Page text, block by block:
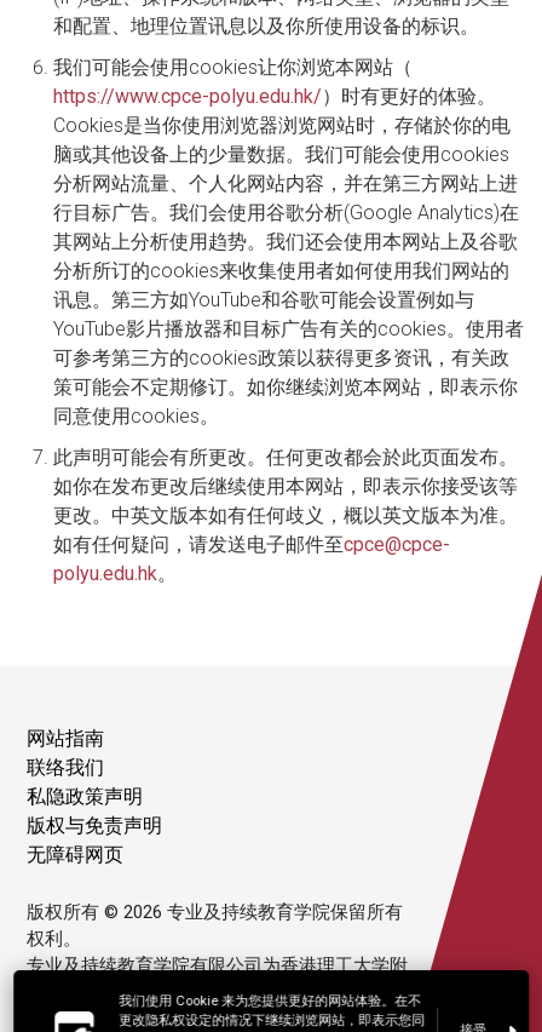
我们使用 Cookie 来为您提供更好的网站体验。在不
更改隐私权设定的情况下继续浏览网站，即表示您同
和配置、地理位置讯息以及你所使用设备的标识。
我们可能会使用cookies让你浏览本网站（
https://www.cpce-polyu.edu.hk/）时有更好的体验。
Cookies是当你使用浏览器浏览网站时，存储於你的电
脑或其他设备上的少量数据。我们可能会使用cookies
分析网站流量、个人化网站内容，并在第三方网站上进
行目标广告。我们会使用谷歌分析(Google Analytics)在
其网站上分析使用趋势。我们还会使用本网站上及谷歌
分析所订的cookies来收集使用者如何使用我们网站的
讯息。第三方如YouTube和谷歌可能会设置例如与
YouTube影片播放器和目标广告有关的cookies。使用者
可参考第三方的cookies政策以获得更多资讯，有关政
策可能会不定期修订。如你继续浏览本网站，即表示你
同意使用cookies。
此声明可能会有所更改。任何更改都会於此页面发布。
如你在发布更改后继续使用本网站，即表示你接受该等
更改。中英文版本如有任何歧义，概以英文版本为准。
如有任何疑问，请发送电子邮件至cpce@cpce-
polyu.edu.hk。
网站指南
联络我们
私隐政策声明
版权与免责声明
无障碍网页
版权所有 © 2026 专业及持续教育学院保留所有
权利。
专业及持续教育学院有限公司为香港理工大学附